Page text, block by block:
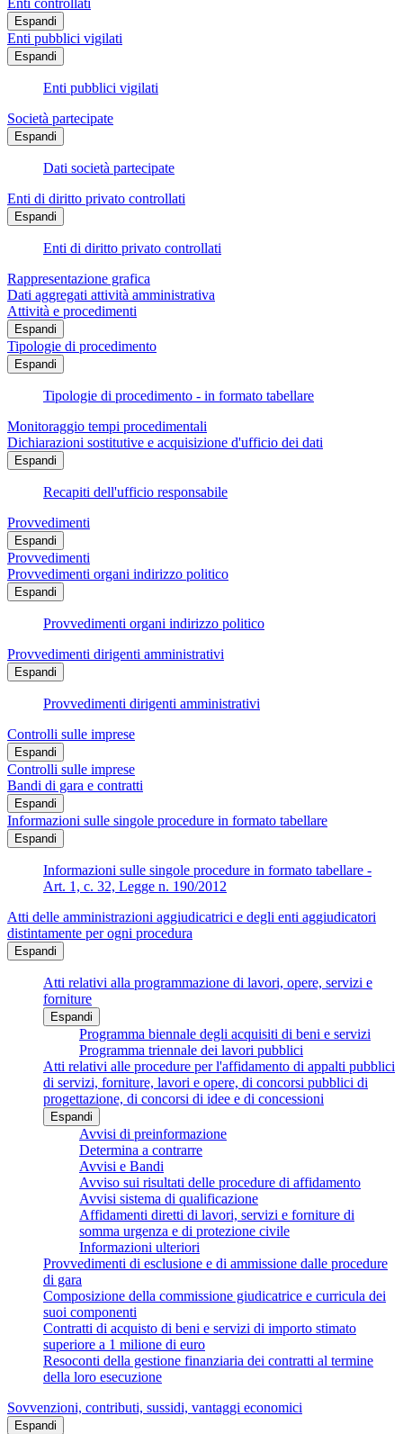
Enti controllati
Espandi
Enti pubblici vigilati
Espandi
Enti pubblici vigilati
Società partecipate
Espandi
Dati società partecipate
Enti di diritto privato controllati
Espandi
Enti di diritto privato controllati
Rappresentazione grafica
Dati aggregati attività amministrativa
Attività e procedimenti
Espandi
Tipologie di procedimento
Espandi
Tipologie di procedimento - in formato tabellare
Monitoraggio tempi procedimentali
Dichiarazioni sostitutive e acquisizione d'ufficio dei dati
Espandi
Recapiti dell'ufficio responsabile
Provvedimenti
Espandi
Provvedimenti
Provvedimenti organi indirizzo politico
Espandi
Provvedimenti organi indirizzo politico
Provvedimenti dirigenti amministrativi
Espandi
Provvedimenti dirigenti amministrativi
Controlli sulle imprese
Espandi
Controlli sulle imprese
Bandi di gara e contratti
Espandi
Informazioni sulle singole procedure in formato tabellare
Espandi
Informazioni sulle singole procedure in formato tabellare -
Art. 1, c. 32, Legge n. 190/2012
Atti delle amministrazioni aggiudicatrici e degli enti aggiudicatori
distintamente per ogni procedura
Espandi
Atti relativi alla programmazione di lavori, opere, servizi e
forniture
Espandi
Programma biennale degli acquisiti di beni e servizi
Programma triennale dei lavori pubblici
Atti relativi alle procedure per l'affidamento di appalti pubblici
di servizi, forniture, lavori e opere, di concorsi pubblici di
progettazione, di concorsi di idee e di concessioni
Espandi
Avvisi di preinformazione
Determina a contrarre
Avvisi e Bandi
Avviso sui risultati delle procedure di affidamento
Avvisi sistema di qualificazione
Affidamenti diretti di lavori, servizi e forniture di
somma urgenza e di protezione civile
Informazioni ulteriori
Provvedimenti di esclusione e di ammissione dalle procedure
di gara
Composizione della commissione giudicatrice e curricula dei
suoi componenti
Contratti di acquisto di beni e servizi di importo stimato
superiore a 1 milione di euro
Resoconti della gestione finanziaria dei contratti al termine
della loro esecuzione
Sovvenzioni, contributi, sussidi, vantaggi economici
Espandi